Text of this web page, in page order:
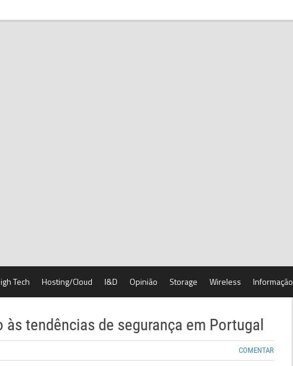
Tech Hosting/Cloud I&D Opinião Storage Wireless Informação
às tendências de segurança em Portugal
COMENTAR